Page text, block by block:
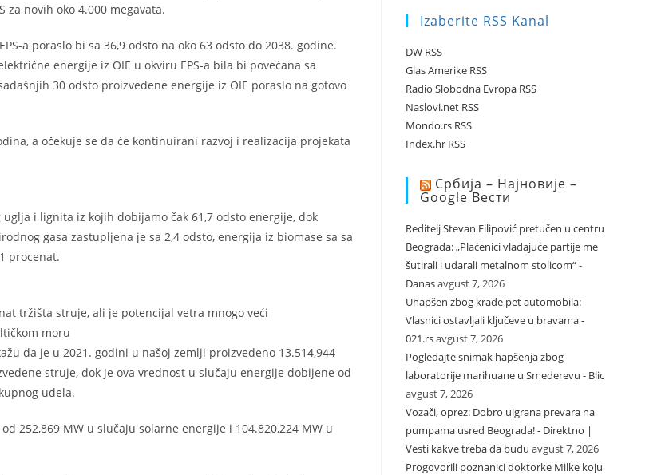
za novih oko 4.000 megavata.
a poraslo bi sa 36,9 odsto na oko 63 odsto do 2038. godine.
energije iz OIE u okviru EPS-a bila bi povećana sa
30 odsto proizvedene energije iz OIE poraslo na gotovo
a očekuje se da će kontinuirani razvoj i realizacija projekata
i lignita iz kojih dobijamo čak 61,7 odsto energije, dok
gasa zastupljena je sa 2,4 odsto, energija iz biomase sa sa
procenat.
tržišta struje, ali je potencijal vetra mnogo veći
moru
da je u 2021. godini u našoj zemlji proizvedeno 13.514,944
struje, dok je ova vrednost u slučaju energije dobijene od
udela.
252,869 MW u slučaju solarne energije i 104.820,224 MW u
Izaberite RSS Kanal
DW RSS
Glas Amerike RSS
Radio Slobodna Evropa RSS
Naslovi.net RSS
Mondo.rs RSS
Index.hr RSS
Србија – Најновије –
Google Вести
Reditelj Stevan Filipović pretučen u centru
Beograda: „Plaćenici vladajuće partije me
šutirali i udarali metalnom stolicom“ -
Danasavgust 7, 2026
Uhapšen zbog krađe pet automobila:
Vlasnici ostavljali ključeve u bravama -
021.rsavgust 7, 2026
Pogledajte snimak hapšenja zbog
laboratorije marihuane u Smederevu - Blic
avgust 7, 2026
Vozači, oprez: Dobro uigrana prevara na
pumpama usred Beograda! - Direktno |
Vesti kakve treba da budu avgust 7, 2026
Progovorili poznanici doktorke Milke koju